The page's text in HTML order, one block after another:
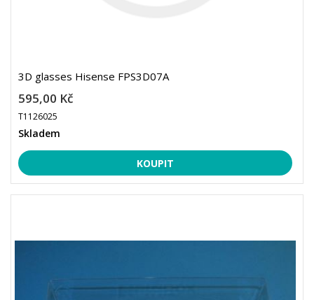
3D glasses Hisense FPS3D07A
595,00 Kč
T1126025
Skladem